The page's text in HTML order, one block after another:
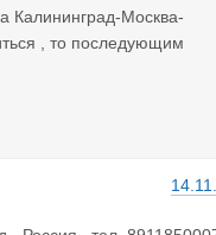
Калининград-Москва-
, то последующим